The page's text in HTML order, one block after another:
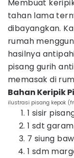
Membuat
tahan lama
dibayangkan.
rumah
hasilnya
pisang gurih
memasak di
Bahan Keripik
ilustrasi pisang kepok
1 sisir
1 sdt garam
7 siung
1 sdm